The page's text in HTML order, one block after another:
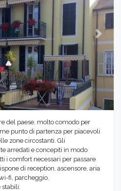
Next
del paese, molto comodo per
punto di partenza per piacevoli
zone circostanti. Gli
arredati e concepiti in modo
i comfort necessari per passare
di reception, ascensore, aria
fi, parcheggio.
stabili: